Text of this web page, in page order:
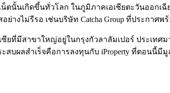
ตนั้นเกิดขึ้นทั่วโลก ในภูมิภาคเอเชียตะวันออก
างไม่รีรอ เช่นบริษัท Catcha Group ที่ประกา
ซียที่มีสาขาใหญ่อยู่ในกรุงกัวลาลัมเปอร์ ประเท
บผลสำเร็จคือการลงทุนกับ iProperty ที่ตอนนี้มีมู